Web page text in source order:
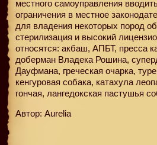
местного самоуправления
ограничения в местное
для владения некоторых пород
стерилизация и высокий
относятся: акбаш, АПБТ, пресса
доберман Владека Рошина,
Дауфмана, греческая очарка,
кенгуровая собака, катахула
гончая, лангедокская пастушья
Автор: Aurelia